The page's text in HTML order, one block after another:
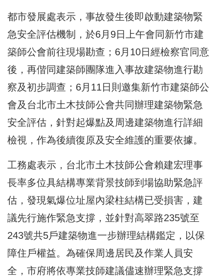
都市發展處表示，事故發生後即啟動建築物緊
急安全評估機制，於6月9日上午會同新竹市建
築師公會前往現場勘查；6月10日經檢察官同意
後，再偕同建築師團隊進入事故建築物進行勘
察及初步調查；6月11日則邀集新竹市建築師公
會及台北市土木技師公會共同辦理建築物緊急
安全評估，針對起爆點及周邊建築物進行詳細
檢視，作為後續復原及安全維護的重要依據。
工務處表示，台北市土木技師公會賴建宏理事
長率多位具結構專業背景技師到場協助緊急評
估，發現氣爆位址屋內梁柱結構已受損害，建
議先行施作緊急支撐，並針對高翠路235號至
243號共5戶建築物進一步辦理結構鑑定，以保
障住戶權益。為確保周邊居民及作業人員安
全，市府將依專業技師建議儘速辦理緊急支撐